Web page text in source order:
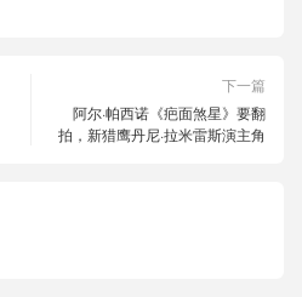
下一篇
阿尔·帕西诺《疤面煞星》要翻
拍，新猎鹰丹尼·拉米雷斯演主角